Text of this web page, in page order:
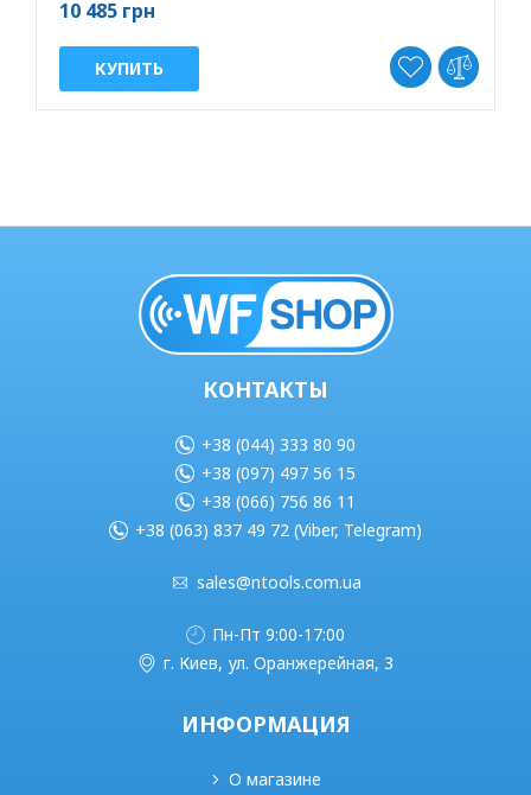
10 485 грн
КУПИТЬ
КОНТАКТЫ
+38 (044) 333 80 90
+38 (097) 497 56 15
+38 (066) 756 86 11
+38 (063) 837 49 72 (Viber, Telegram)
sales@ntools.com.ua
Пн-Пт 9:00-17:00
г. Киев, ул. Оранжерейная, 3
ИНФОРМАЦИЯ
О магазине